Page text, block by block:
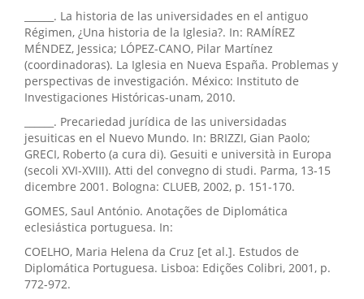
______. La historia de las universidades en el antiguo
Régimen, ¿Una historia de la Iglesia?. In: RAMÍREZ
MÉNDEZ, Jessica; LÓPEZ-CANO, Pilar Martínez
(coordinadoras). La Iglesia en Nueva España. Problemas y
perspectivas de investigación. México: Instituto de
Investigaciones Históricas-unam, 2010.
______. Precariedad jurídica de las universidadas
jesuiticas en el Nuevo Mundo. In: BRIZZI, Gian Paolo;
GRECI, Roberto (a cura di). Gesuiti e università in Europa
(secoli XVI-XVIII). Atti del convegno di studi. Parma, 13-15
dicembre 2001. Bologna: CLUEB, 2002, p. 151-170.
GOMES, Saul António. Anotações de Diplomática
eclesiástica portuguesa. In:
COELHO, Maria Helena da Cruz [et al.]. Estudos de
Diplomática Portuguesa. Lisboa: Edições Colibri, 2001, p.
772-972.